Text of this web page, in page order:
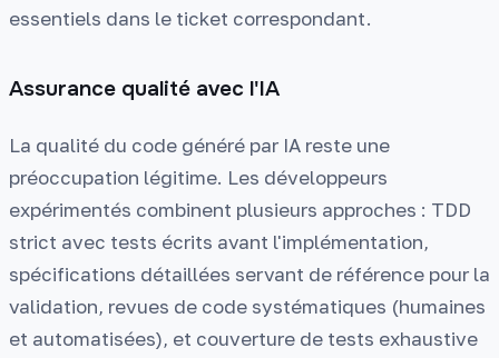
essentiels dans le ticket correspondant.
Assurance qualité avec l'IA
La qualité du code généré par IA reste une
préoccupation légitime. Les développeurs
expérimentés combinent plusieurs approches : TDD
strict avec tests écrits avant l'implémentation,
spécifications détaillées servant de référence pour la
validation, revues de code systématiques (humaines
et automatisées), et couverture de tests exhaustive